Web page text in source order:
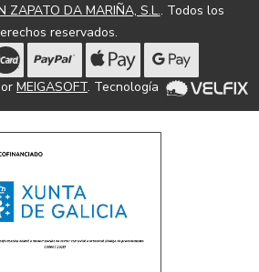
ZAPATO DA MARIÑA, S.L.. Todos los
reservados.
MEIGASOFT. Tecnología